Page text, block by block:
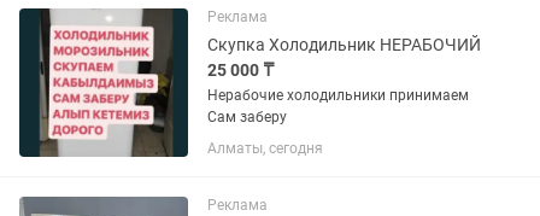
Реклама
Скупка Холодильник НЕРАБОЧИЙ
25 000 ₸
Нерабочие холодильники принимаем
Сам заберу
Алматы, сегодня
Реклама